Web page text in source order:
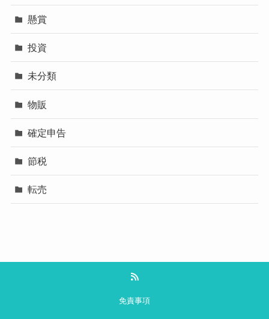
懸賞
投資
未分類
物販
確定申告
節税
転売
免責事項